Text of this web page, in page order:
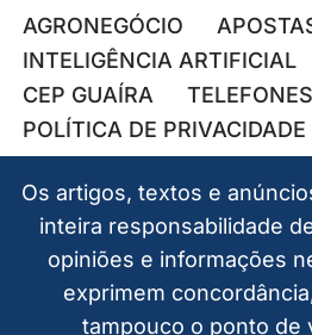
AGRONEGÓCIO
INTELIGÊNCIA ARTIFICIAL
CEP GUAÍRA
POLÍTICA DE PRIVACIDADE
Os artigos, textos e
inteira responsabilidade
opiniões e informações
exprimem
tampouco o ponto de